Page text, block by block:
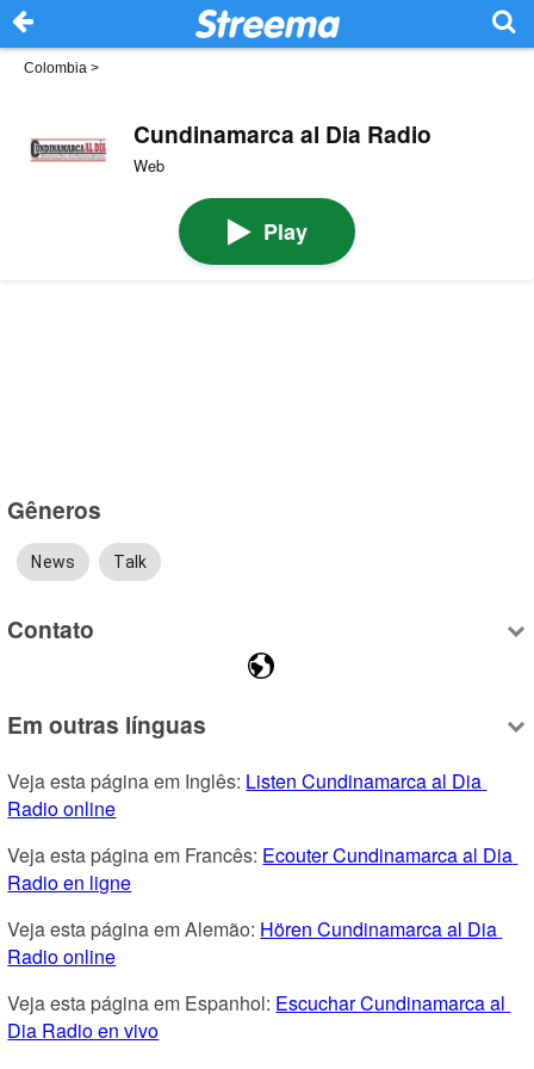
Colombia >
Cundinamarca al Dia Radio
Web
Play
Gêneros
News Talk
Contato
Em outras línguas
Veja esta página em Inglês: Listen Cundinamarca al Dia
Radio online
Veja esta página em Francês: Ecouter Cundinamarca al Dia
Radio en ligne
Veja esta página em Alemão: Hören Cundinamarca al Dia
Radio online
Veja esta página em Espanhol: Escuchar Cundinamarca al
Dia Radio en vivo